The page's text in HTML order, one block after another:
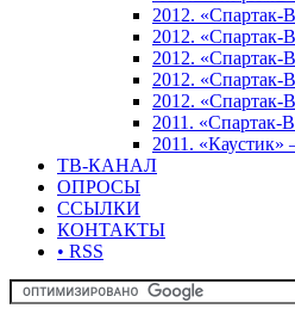
2012.
2012.
2012.
2012. «Спартак-
2012. «Спартак-
2011. «Спартак-
2011.
ТВ-КАНАЛ
ОПРОСЫ
ССЫЛКИ
КОНТАКТЫ
• RSS